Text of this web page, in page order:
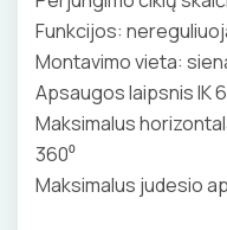
GNYBTAI
ANTGALIAI
KABELIAI,
Priedai
RELĖS
SKAITIKLIAI
APSAUGA
VARIKLIO
KIRPIMO
MATAVIMO
Veidrodžių
Grindų
Terminės
Radiatorių
Vamzdžių
Vamzdžių
APSAUGA
Latakų,
apledėjimo
Laiptų ir
ŠILDYMO
Funkcijos:
Montavimo vieta:
Apsaugos laipsnis IK 6
Maksimalus
360⁰
Maksimalus judesio